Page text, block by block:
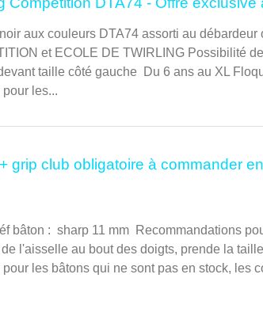
aux couleurs DTA74 assorti au débardeur
et ECOLE DE TWIRLING Possibilité
taille côté gauche Du 6 ans au XL
les...
grip club obligatoire à commander
bâton : sharp 11 mm Recommandations
de l'aisselle au bout des doigts, prende la
pour les bâtons qui ne sont pas en stock, les